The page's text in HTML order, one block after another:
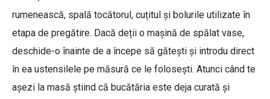
rumenească, spală tocătorul, cuțitul și bolurile utilizate în
etapa de pregătire. Dacă deții o mașină de spălat vase,
deschide-o înainte de a începe să gătești și introdu direct
în ea ustensilele pe măsură ce le folosești. Atunci când te
așezi la masă știind că bucătăria este deja curată și